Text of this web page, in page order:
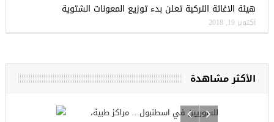
هيئة الاغاثة التركية تعلن بدء توزيع المعونات الشتوية
أكتوبر 19, 2018
الأكثر مشاهدة